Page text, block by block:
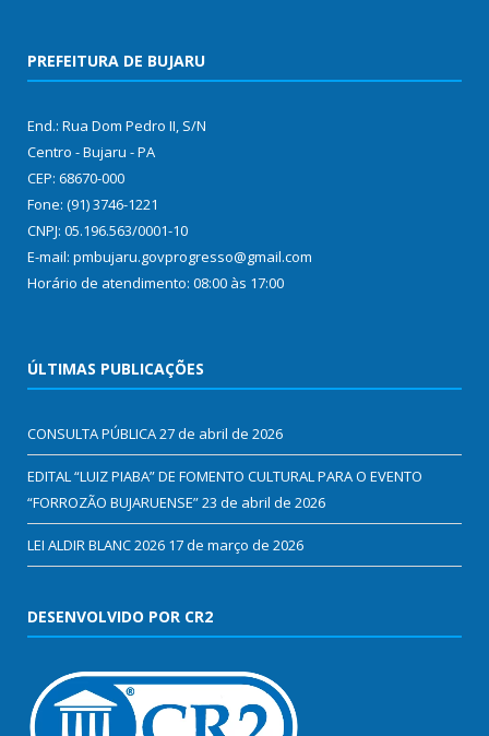
PREFEITURA DE BUJARU
End.: Rua Dom Pedro II, S/N
Centro - Bujaru - PA
CEP: 68670-000
Fone: (91) 3746-1221
CNPJ: 05.196.563/0001-10
E-mail: pmbujaru.govprogresso@gmail.com
Horário de atendimento: 08:00 às 17:00
ÚLTIMAS PUBLICAÇÕES
CONSULTA PÚBLICA27 de abril de 2026
EDITAL “LUIZ PIABA” DE FOMENTO CULTURAL PARA O EVENTO
“FORROZÃO BUJARUENSE”23 de abril de 2026
LEI ALDIR BLANC 2026 17 de março de 2026
DESENVOLVIDO POR CR2